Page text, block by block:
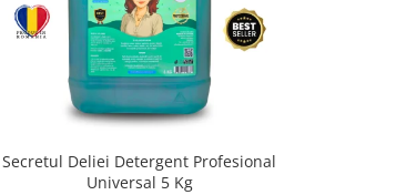
Secretul Deliei Detergent Profesional
Universal 5 Kg